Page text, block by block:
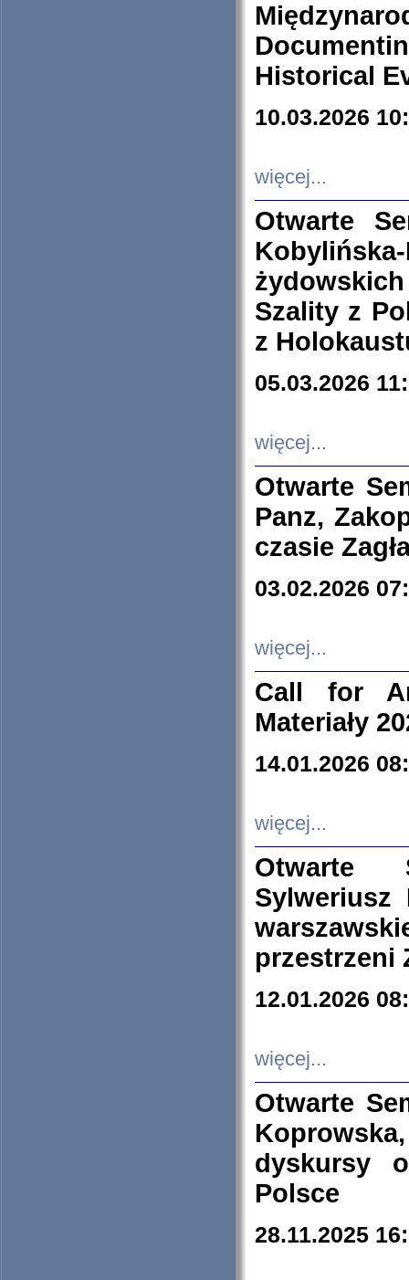
Historical
10.03.2026
więcej...
Otwarte
Szality z
z
05.03.2026
więcej...
Otwarte
Panz,
czasie
03.02.2026
więcej...
Call for
Materiały
14.01.2026
więcej...
Otwarte
Sylweriusz
przestrzeni
12.01.2026
więcej...
Otwarte
dyskursy
Polsce
28.11.2025